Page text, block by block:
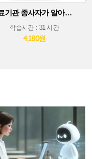
의료기관 종사자가 알아야 할 의료기술 트렌드
학습시간 : 31 시간
4,180원